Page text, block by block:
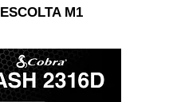
ESCOLTA M1